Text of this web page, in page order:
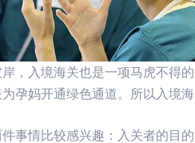
，入境海关也是一项马虎不得
孕妈开通绿色通道。所以入境
事情比较感兴趣：入关者的目